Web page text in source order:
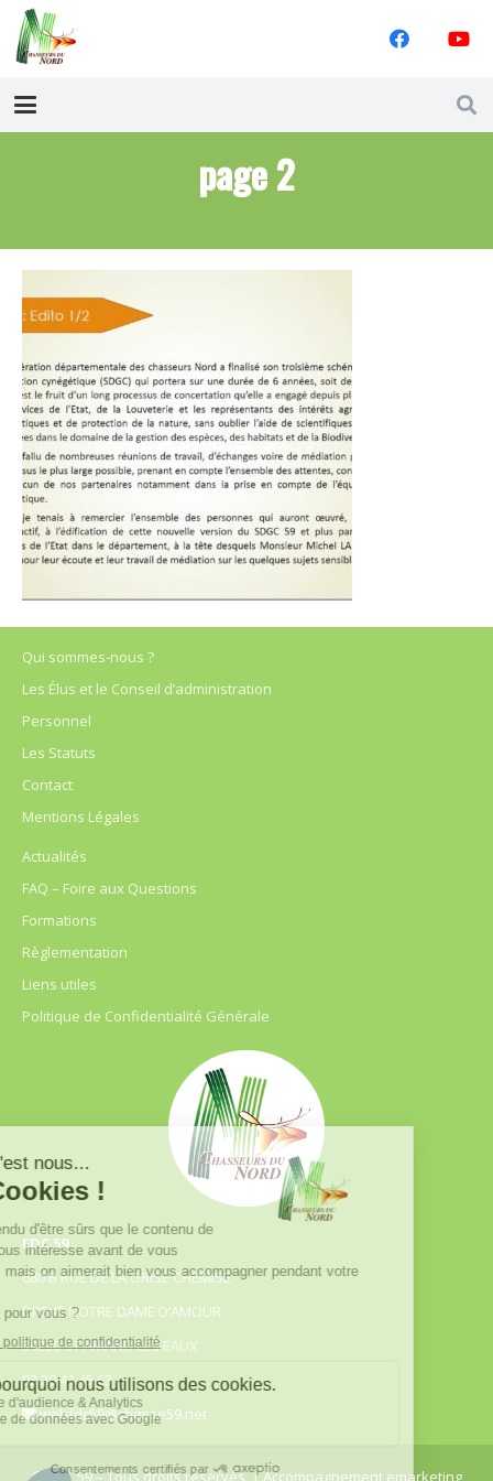
page 2
Qui sommes-nous ?
Les Élus et le Conseil d’administration
Personnel
Les Statuts
Contact
Mentions Légales
Actualités
FAQ – Foire aux Questions
Formations
Règlementation
Liens utiles
Politique de Confidentialité Générale
FDC 59
680 B RUE DE LA GRISE CHEMISE
DREVE NOTRE DAME D’AMOUR
59230 ST AMAND LES EAUX
03.20.41.45.63
webfdc59@chasse59.net
© FDC 59 – Tous droits réservés| Accompagnement emarketing